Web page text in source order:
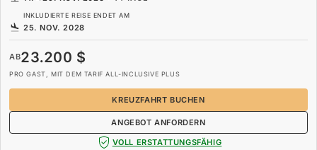
INKLUDIERTE REISE ENDET AM
25. NOV. 2028
AB23.200 $
PRO GAST, MIT DEM TARIF ALL-INCLUSIVE PLUS
KREUZFAHRT BUCHEN
ANGEBOT ANFORDERN
VOLL ERSTATTUNGSFÄHIG